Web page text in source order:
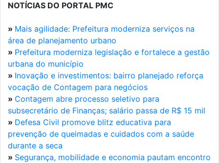
NOTÍCIAS DO PORTAL PMC
» Mais agilidade: Prefeitura moderniza serviços na
área de planejamento urbano
» Prefeitura moderniza legislação e fortalece a gestão
urbana do município
» Inovação e investimentos: bairro planejado reforça
vocação de Contagem para negócios
» Contagem abre processo seletivo para
subsecretário de Finanças; salário passa de R$ 15 mil
» Defesa Civil promove blitz educativa para
prevenção de queimadas e cuidados com a saúde
durante a seca
» Segurança, mobilidade e economia pautam encontro